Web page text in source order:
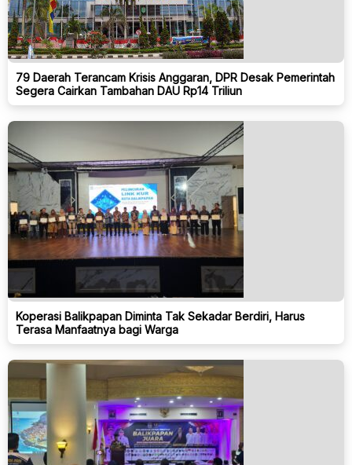
79 Daerah Terancam Krisis Anggaran, DPR Desak Pemerintah
Segera Cairkan Tambahan DAU Rp14 Triliun
Koperasi Balikpapan Diminta Tak Sekadar Berdiri, Harus
Terasa Manfaatnya bagi Warga